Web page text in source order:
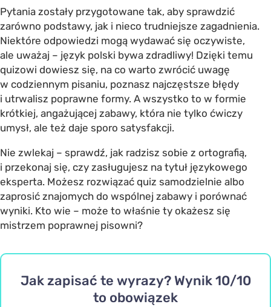
Pytania zostały przygotowane tak, aby sprawdzić
zarówno podstawy, jak i nieco trudniejsze zagadnienia.
Niektóre odpowiedzi mogą wydawać się oczywiste,
ale uważaj – język polski bywa zdradliwy! Dzięki temu
quizowi dowiesz się, na co warto zwrócić uwagę
w codziennym pisaniu, poznasz najczęstsze błędy
i utrwalisz poprawne formy. A wszystko to w formie
krótkiej, angażującej zabawy, która nie tylko ćwiczy
umysł, ale też daje sporo satysfakcji.
Nie zwlekaj – sprawdź, jak radzisz sobie z ortografią,
i przekonaj się, czy zasługujesz na tytuł językowego
eksperta. Możesz rozwiązać quiz samodzielnie albo
zaprosić znajomych do wspólnej zabawy i porównać
wyniki. Kto wie – może to właśnie ty okażesz się
mistrzem poprawnej pisowni?
Jak zapisać te wyrazy? Wynik 10/10
to obowiązek